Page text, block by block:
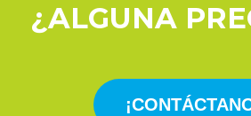
¿ALGUNA